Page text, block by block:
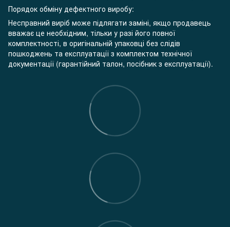
Порядок обміну дефектного виробу:
Несправний виріб може підлягати заміні, якщо продавець
вважає це необхідним, тільки у разі його повної
комплектності, в оригінальній упаковці без слідів
пошкоджень та експлуатації з комплектом технічної
документації (гарантійний талон, посібник з експлуатації).